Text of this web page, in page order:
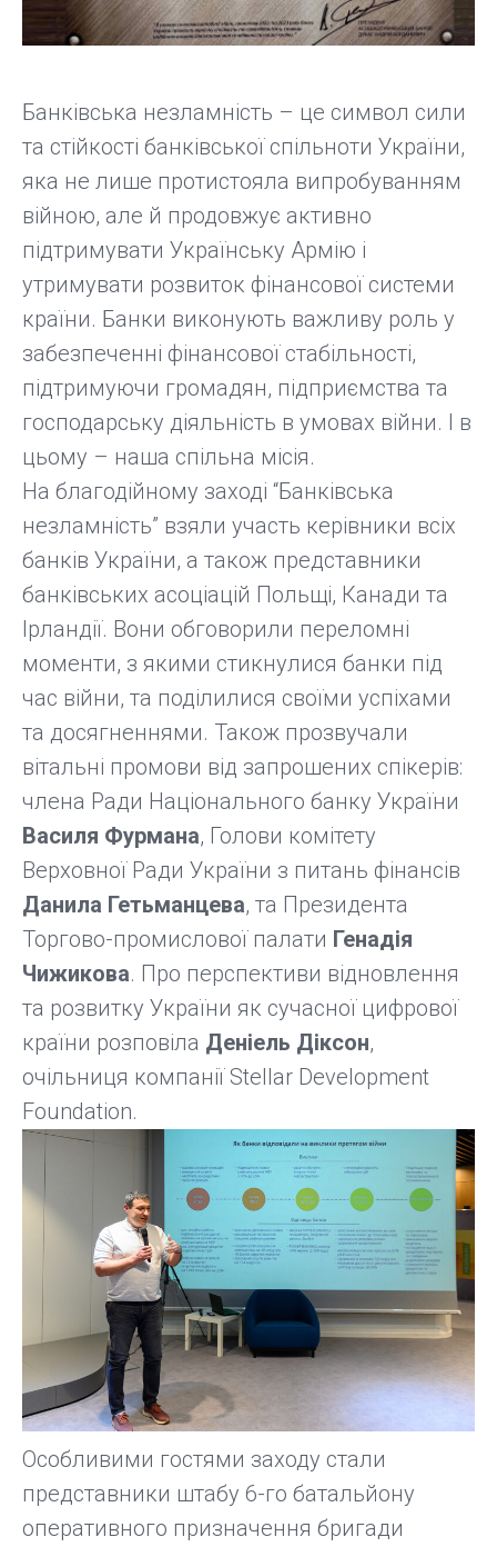
Банківська незламність – це символ сили
та стійкості банківської спільноти України,
яка не лише протистояла випробуванням
війною, але й продовжує активно
підтримувати Українську Армію і
утримувати розвиток фінансової системи
країни. Банки виконують важливу роль у
забезпеченні фінансової стабільності,
підтримуючи громадян, підприємства та
господарську діяльність в умовах війни. І в
цьому – наша спільна місія.
На благодійному заході “Банківська
незламність” взяли участь керівники всіх
банків України, а також представники
банківських асоціацій Польщі, Канади та
Ірландії. Вони обговорили переломні
моменти, з якими стикнулися банки під
час війни, та поділилися своїми успіхами
та досягненнями. Також прозвучали
вітальні промови від запрошених спікерів:
члена Ради Національного банку України
Василя Фурмана, Голови комітету
Верховної Ради України з питань фінансів
Данила Гетьманцева, та Президента
Торгово-промислової палати Генадія
Чижикова. Про перспективи відновлення
та розвитку України як сучасної цифрової
країни розповіла Деніель Діксон,
очільниця компанії Stellar Development
Foundation.
Особливими гостями заходу стали
представники штабу 6-го батальйону
оперативного призначення бригади